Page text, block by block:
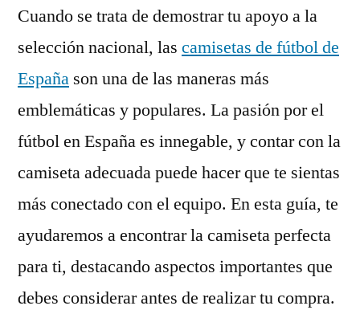
Cuando se trata de demostrar tu apoyo a la
selección nacional, las camisetas de fútbol de
España son una de las maneras más
emblemáticas y populares. La pasión por el
fútbol en España es innegable, y contar con la
camiseta adecuada puede hacer que te sientas
más conectado con el equipo. En esta guía, te
ayudaremos a encontrar la camiseta perfecta
para ti, destacando aspectos importantes que
debes considerar antes de realizar tu compra.